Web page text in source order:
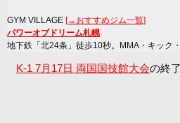
GYM VILLAGE [→おすすめジム一覧]
パワーオブドリーム札幌
地下鉄「北24条」徒歩10秒。MMA・キック
K-1 7月17日 両国国技館大会の終